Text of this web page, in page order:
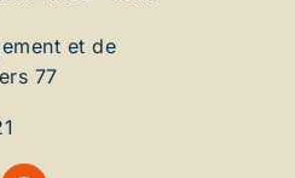
et de
77